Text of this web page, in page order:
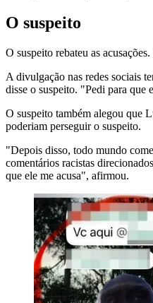
O suspeito
O suspeito rebateu as
A divulgação nas redes sociais
disse o suspeito. "Pedi para que
O suspeito também alegou que
poderiam perseguir o suspeito.
"Depois disso, todo mundo
comentários racistas
que ele me acusa", afirmou.